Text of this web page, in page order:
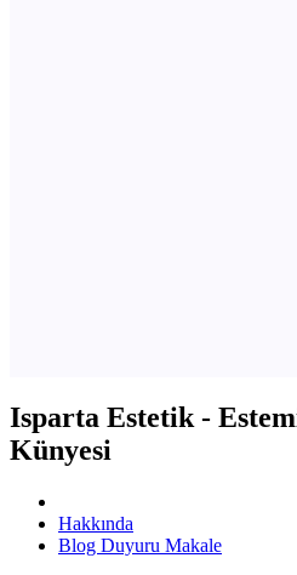
Isparta Estetik -
Künyesi
Hakkında
Blog Duyuru Makale